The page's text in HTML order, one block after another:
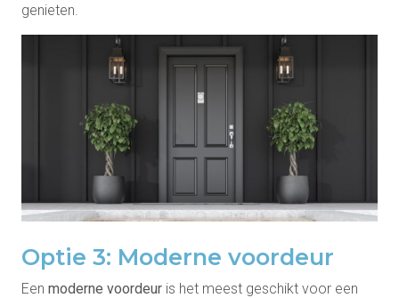
genieten.
Optie 3: Moderne voordeur
Een moderne voordeur is het meest geschikt voor een